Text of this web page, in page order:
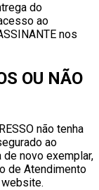
do
ao
nos
OU NÃO
não tenha
ao
novo exemplar,
de Atendimento